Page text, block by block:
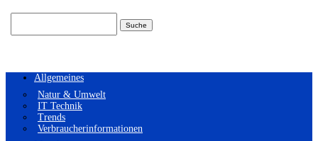
Allgemeines
Natur & Umwelt
IT Technik
Trends
Verbraucherinformationen